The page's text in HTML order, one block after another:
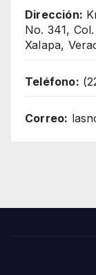
Dirección:
No. 341,
Xalapa,
Teléfono:
Correo: